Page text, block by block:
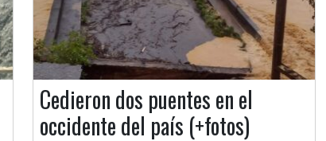
Cedieron dos puentes en el
occidente del país (+fotos)